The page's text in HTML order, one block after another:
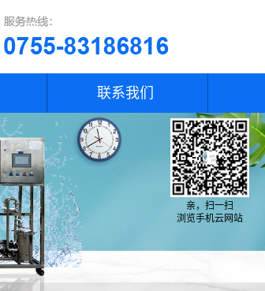
联系我们
亲，扫一扫
浏览手机云网站